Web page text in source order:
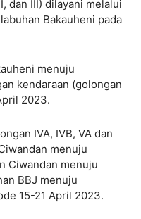
dan III) dilayani melalui
Bakauheni pada
menuju
kendaraan (golongan
2023.
IVA, IVB, VA dan
menuju
Ciwandan menuju
BBJ menuju
15-21 April 2023.